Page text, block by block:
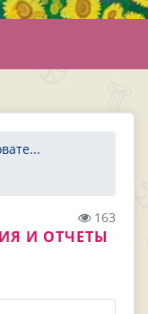
163
И ОТЧЕТЫ